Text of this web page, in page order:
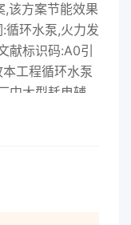
,该方案节能效果
循环水泵,火力发
献标识码:A0引
工程循环水泵
中大型耗电辅
厂循环水系统
,为避免以上情